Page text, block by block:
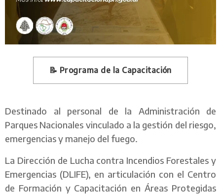
📝 Programa de la Capacitación
Destinado al personal de la Administración de
Parques Nacionales vinculado a la gestión del riesgo,
emergencias y manejo del fuego.
La Dirección de Lucha contra Incendios Forestales y
Emergencias (DLIFE), en articulación con el Centro
de Formación y Capacitación en Áreas Protegidas